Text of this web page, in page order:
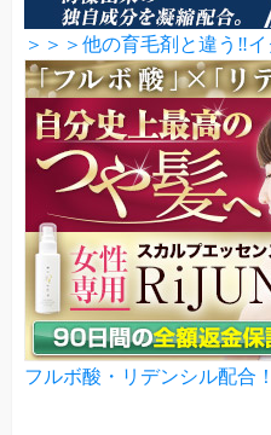
＞＞＞他の育毛剤と違う‼
フルボ酸・リデンシル配合